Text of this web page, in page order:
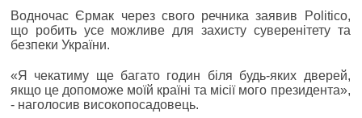
Водночас Єрмак через свого речника заявив Politico,
що робить усе можливе для захисту суверенітету та
безпеки України.
«Я чекатиму ще багато годин біля будь-яких дверей,
якщо це допоможе моїй країні та місії мого президента»,
- наголосив високопосадовець.